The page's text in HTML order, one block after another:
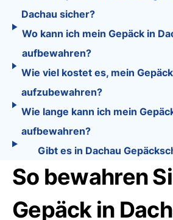
Dachau sicher?
Wo kann ich mein Gepäck in
aufbewahren?
Wie viel kostet es, mein
aufzubewahren?
Wie lange kann ich mein
aufbewahren?
Gibt es in Dachau
So bewahren
Gepäck in